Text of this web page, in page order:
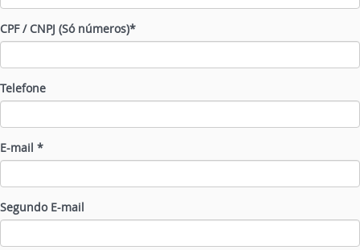
CPF / CNPJ (Só números)*
Telefone
E-mail *
Segundo E-mail